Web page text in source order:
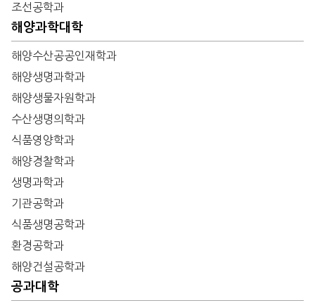
조선공학과
해양과학대학
해양수산공공인재학과
해양생명과학과
해양생물자원학과
수산생명의학과
식품영양학과
해양경찰학과
생명과학과
기관공학과
식품생명공학과
환경공학과
해양건설공학과
공과대학